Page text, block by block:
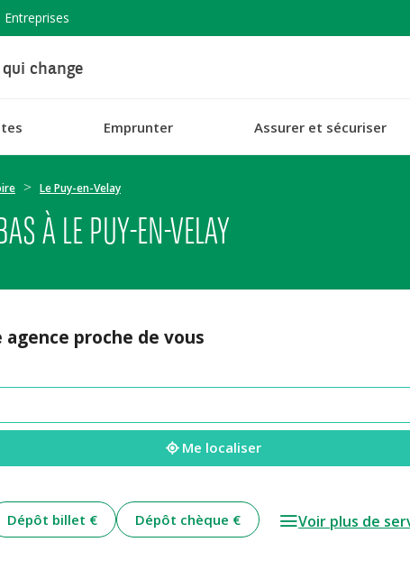
Entreprises
change
Emprunter Assurer et sécuriser
Le Puy-en-Velay
À LE PUY-EN-VELAY
proche de vous
Me localiser
Dépôt billet € Dépôt chèque € Voir plus de